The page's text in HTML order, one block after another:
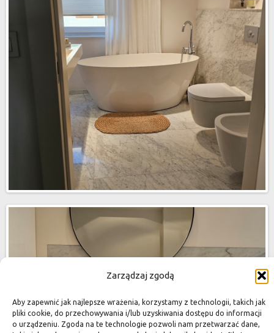
Zarządzaj zgodą
Aby zapewnić jak najlepsze wrażenia, korzystamy z technologii, takich jak
pliki cookie, do przechowywania i/lub uzyskiwania dostępu do informacji
o urządzeniu. Zgoda na te technologie pozwoli nam przetwarzać dane,